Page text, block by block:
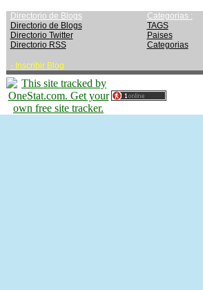
Directorio de Blogs
Directorio de Blogs
Directorio Twitter
Directorio RSS
- Inscribir Blog
Categorias :
TAGS
Paises
Categorias